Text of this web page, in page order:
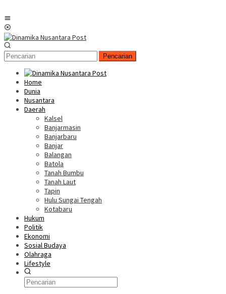
Pencarian
Home
Dunia
Nusantara
Daerah
Kalsel
Banjarmasin
Banjarbaru
Banjar
Balangan
Batola
Tanah Bumbu
Tanah Laut
Tapin
Hulu Sungai Tengah
Kotabaru
Hukum
Politik
Ekonomi
Sosial Budaya
Olahraga
Lifestyle